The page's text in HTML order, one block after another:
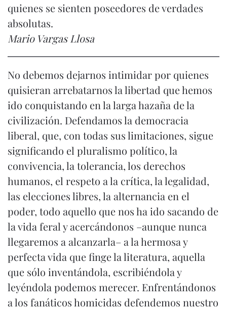
quienes se sienten poseedores de verdades
absolutas.
Mario Vargas Llosa
No debemos dejarnos intimidar por quienes
quisieran arrebatarnos la libertad que hemos
ido conquistando en la larga hazaña de la
civilización. Defendamos la democracia
liberal, que, con todas sus limitaciones, sigue
significando el pluralismo político, la
convivencia, la tolerancia, los derechos
humanos, el respeto a la crítica, la legalidad,
las elecciones libres, la alternancia en el
poder, todo aquello que nos ha ido sacando de
la vida feral y acercándonos –aunque nunca
llegaremos a alcanzarla– a la hermosa y
perfecta vida que finge la literatura, aquella
que sólo inventándola, escribiéndola y
leyéndola podemos merecer. Enfrentándonos
a los fanáticos homicidas defendemos nuestro